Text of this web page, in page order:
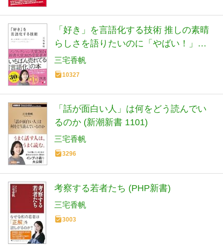
「好き」を言語化する技術 推しの素晴
らしさを語りたいのに「やばい！」し
かでてこない (ディスカヴァー携書)
三宅香帆
10327
「話が面白い人」は何をどう読んでい
るのか (新潮新書 1101)
三宅香帆
3296
考察する若者たち (PHP新書)
三宅香帆
3003